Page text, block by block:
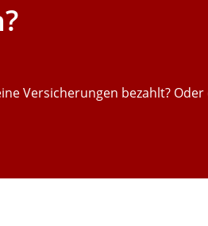
Versicherungen bezahlt? Oder